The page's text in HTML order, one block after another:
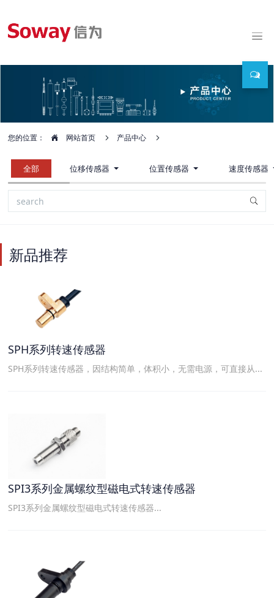
您的位置： 网站首页 产品中心
全部 位移传感器 位置传感器 速度传感器
新品推荐
SPH系列转速传感器
SPH系列转速传感器，因结构简单，体积小，无需电源，可直接从...
SPI3系列金属螺纹型磁电式转速传感器
SPI3系列金属螺纹型磁电式转速传感器...